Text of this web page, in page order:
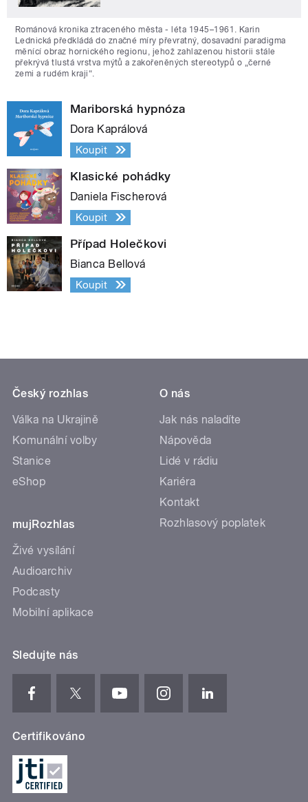
Románová kronika ztraceného města - léta 1945–1961. Karin
Lednická předkládá do značné míry převratný, dosavadní paradigma
měnící obraz hornického regionu, jehož zahlazenou historii stále
překrývá tlustá vrstva mýtů a zakořeněných stereotypů o „černé
zemi a rudém kraji“.
Mariborská hypnóza
Dora Kaprálová
Koupit
Klasické pohádky
Daniela Fischerová
Koupit
Případ Holečkovi
Bianca Bellová
Koupit
Český rozhlas
Válka na Ukrajině
Komunální volby
Stanice
eShop
mujRozhlas
Živé vysílání
Audioarchiv
Podcasty
Mobilní aplikace
O nás
Jak nás naladíte
Nápověda
Lidé v rádiu
Kariéra
Kontakt
Rozhlasový poplatek
Sledujte nás
Certifikováno